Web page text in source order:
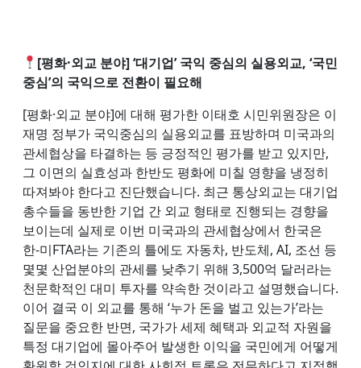
[평화·외교 분야] ‘대기업’ 국익 중심의 실용외교, ‘국민
중심’의 국익으로 전환이 필요해
[평화·외교 분야]에 대해 평가한 이태호 시민위원장은 이
재명 정부가 국익중심의 실용외교를 표방하며 미국과의
관세협상을 타결하는 등 긍정적인 평가를 받고 있지만,
그 이면의 실효성과 한반도 평화에 미칠 영향을 냉정히
따져봐야 한다고 진단했습니다. 최근 통상외교는 대기업
총수들을 동반한 기업 간 외교 형태로 진행되는 경향을
보이는데 실제로 이번 미국과의 관세협상에서 한국은
한-미FTA라는 기존의 틀에도 자동차, 반도체, AI, 조선 등
몇몇 산업분야의 관세를 낮추기 위해 3,500억 달러라는
천문학적인 대미 투자를 약속한 것이라고 설명했습니다.
이어 결국 이 외교를 통해 ‘누가 돈을 벌고 있는가’라는
질문을 중요한 반면, 국가가 세제 혜택과 외교적 자원을
특정 대기업에 몰아주어 발생한 이익을 국민에게 어떻게